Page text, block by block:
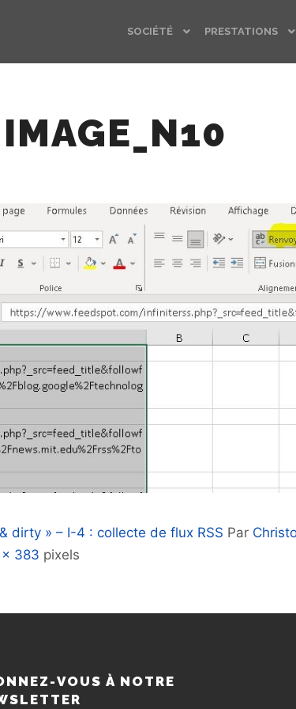
SOCIÉTÉ PRESTATIONS
IMAGE_N10
dirty » – I-4 : collecte de flux RSS Par
383 pixels
VOUS À NOTRE